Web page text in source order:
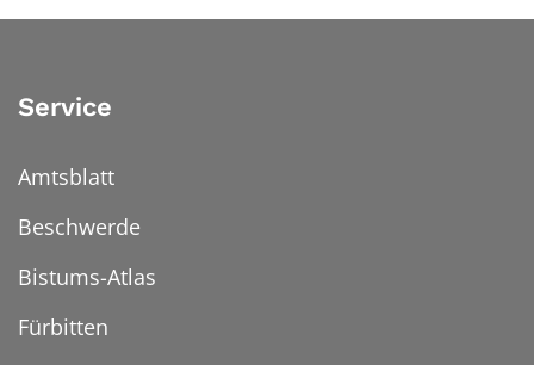
Service
Amtsblatt
Beschwerde
Bistums-Atlas
Fürbitten